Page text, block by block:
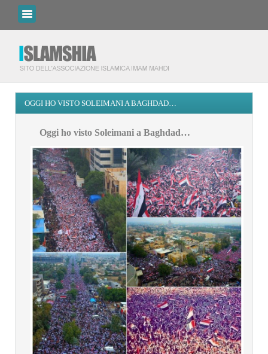
OGGI HO VISTO SOLEIMANI A BAGHDAD…
Oggi ho visto Soleimani a Baghdad…